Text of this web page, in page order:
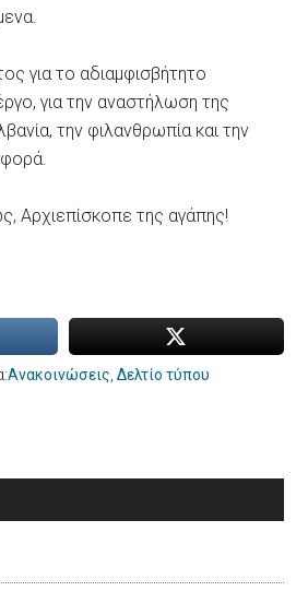
για το αδιαμφισβήτητο
για την αναστήλωση της
την φιλανθρωπία και την
Αρχιεπίσκοπε της αγάπης!
Ανακοινώσεις ,Δελτίο τύπου